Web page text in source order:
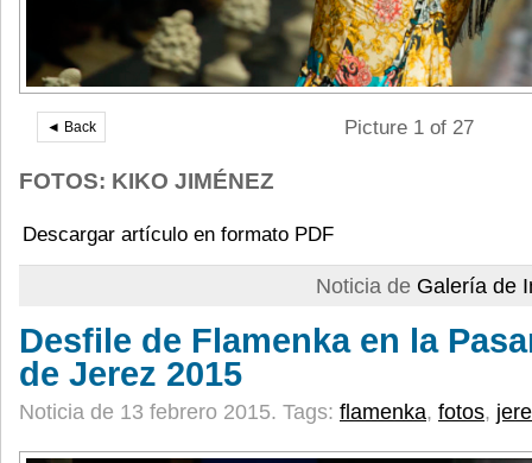
◄ Back Picture 1 of 27
FOTOS: KIKO JIMÉNEZ
Descargar artículo en formato PDF
Noticia de Galería de
Desfile de Flamenka en la
de Jerez 2015
Noticia de 13 febrero 2015. Tags: flamenka, fotos,